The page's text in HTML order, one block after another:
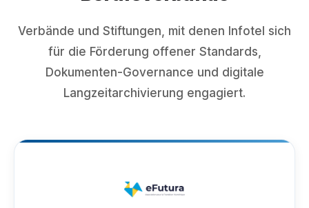
Verbände und Stiftungen, mit denen Infotel sich
für die Förderung offener Standards,
Dokumenten-Governance und digitale
Langzeitarchivierung engagiert.